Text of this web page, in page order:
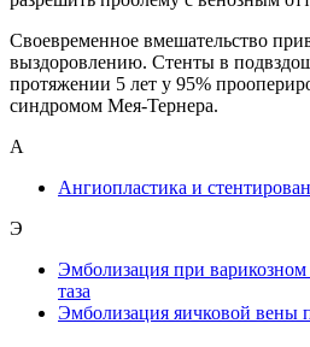
Своевременное вмешательство
выздоровлению. Стенты в
протяжении 5 лет у 95%
синдромом Мея-Тернера.
А
Ангиопластика и
Э
Эмболизация при
таза
Эмболизация яичковой вены